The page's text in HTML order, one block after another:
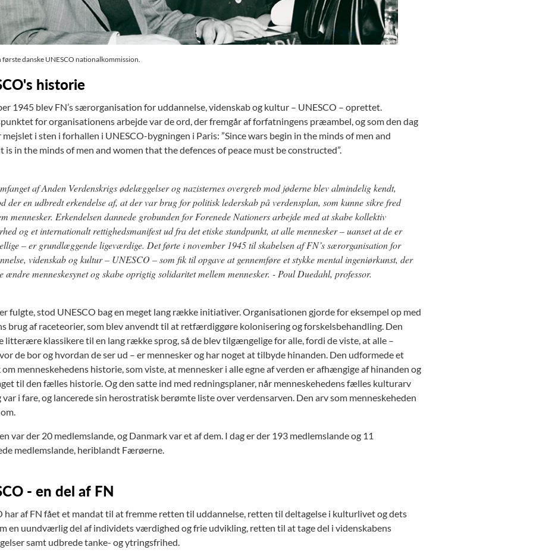
første danske UNESCO nationalkommission.
historie
1945 blev FN’s særorganisation for uddannelse, videnskab og kultur – UNESCO – oprettet.
for organisationens arbejde var de ord, der fremgår af forfatningens præambel, og som den dag
mejslet i sten i forhallen i UNESCO-bygningen i Paris: ”Since wars begin in the minds of men and
is in the minds of men and women that the defences of peace must be constructed”.
af Anden Verdenskrigs ødelæggelser og nazisternes overgreb mod jøderne blev almindelig kendt,
der en udbredt erkendelse af, at der var brug for politisk lederskab på verdensplan, som kunne sikre fred
mennesker. Erkendelsen dannede grobunden for Forenede Nationers arbejde med at skabe kollektiv
og et internationalt rettighedsmanifest ud fra det etiske standpunkt, at alle mennesker – uanset at de er
– er grundlæggende ligeværdige. Det førte i november 1945 til skabelsen af FN’s særorganisation for
videnskab og kultur – UNESCO – som fik til opgave at gennemføre et stykke mental ingeniørkunst, der
ændre menneskesynet og skabe oprigtig solidaritet mellem mennesker. - Poul Duedahl, professor.
fulgte, stod UNESCO bag en meget lang række initiativer. Organisationen gjorde for eksempel op med
brug af raceteorier, som blev anvendt til at retfærdiggøre kolonisering og forskelsbehandling. Den
litterære klassikere til en lang række sprog, så de blev tilgængelige for alle, fordi de viste, at alle –
de bor og hvordan de ser ud – er mennesker og har noget at tilbyde hinanden. Den udformede et
menneskehedens historie, som viste, at mennesker i alle egne af verden er afhængige af hinanden og
til den fælles historie. Og den satte ind med redningsplaner, når menneskehedens fælles kulturarv
var i fare, og lancerede sin herostratisk berømte liste over verdensarven. Den arv som menneskeheden
var der 20 medlemslande, og Danmark var et af dem. I dag er der 193 medlemslande og 11
medlemslande, heriblandt Færøerne.
- en del af FN
har af FN fået et mandat til at fremme retten til uddannelse, retten til deltagelse i kulturlivet og dets
en uundværlig del af individets værdighed og frie udvikling, retten til at tage del i videnskabens
samt udbrede tanke- og ytringsfrihed.